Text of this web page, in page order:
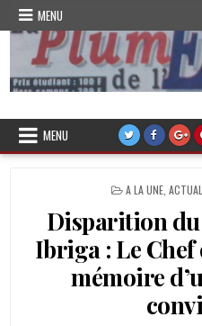
Skip
content
MENU
Plume de
MENU
POSTED
A LA UNE
Disparition
Ibriga : Le Chef
mémoire